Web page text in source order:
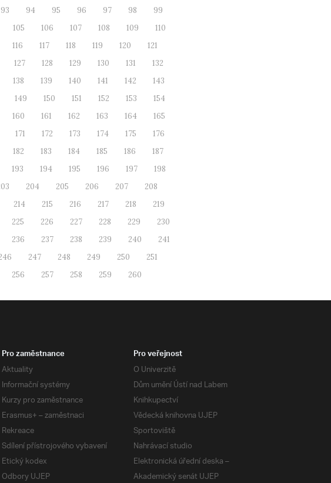
93 94 95 96 97 98
99
105 106 107 108 109
110
116 117 118 119 120
121
127 128 129 130 131
132
138 139 140 141 142
143
149 150 151 152 153
154
160 161 162 163 164
165
171 172 173 174 175
176
182 183 184 185 186
187
193 194 195 196 197
198
204 205 206 207
208
214 215 216 217 218
219
225 226 227 228 229
230
236 237 238 239 240
241
247 248 249 250
251
256 257 258 259 260
Pro zaměstnance
Aktuality
Informační systémy
Kurzy pro zaměstnance
Erasmus+ – zaměstnaci
Rekreace
Sdílení přístrojového vybavení
Etický kodex
Odbory UJEP
Pro veřejnost
O Univerzitě
Dům umění Ústí nad Labem
Knihkupectví
Vědecká knihovna UJEP
Sportoviště
Nahrávací studio
Elektronická úřední deska –
Akademický senát UJEP